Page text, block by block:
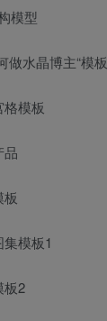
模型
做水晶博主“模板
模板
模板1
板2